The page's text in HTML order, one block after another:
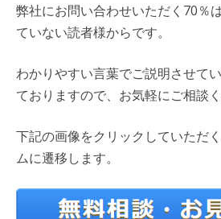
弊社にお問い合わせいただく70％
ていない読者様からです。
わかりやすい言葉でご説明させて
ておりますので、お気軽にご相談く
下記の画像をクリックしていただ
ムに遷移します。